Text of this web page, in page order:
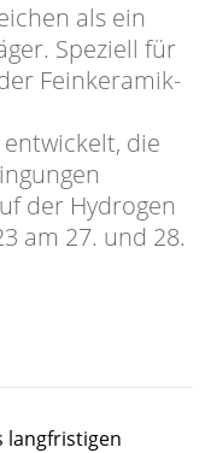
als ein
Speziell für
Feinkeramik-
die
der Hydrogen
am 27. und 28.
langfristigen